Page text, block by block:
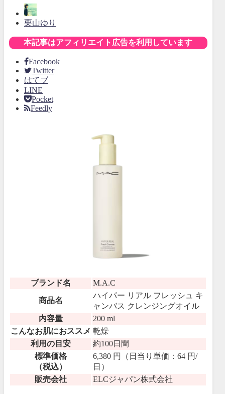
栗山ゆり
本記事はアフィリエイト広告を利用しています
Facebook
Twitter
はてブ
LINE
Pocket
Feedly
ブランド名 M.A.C
商品名
ハイパー リアル フレッシュ キ
ャンバス クレンジングオイル
内容量
200 ml
こんなお肌におススメ 乾燥
利用の目安
約100日間
標準価格
（税込）
6,380 円（日当り単価：64 円/
日）
販売会社
ELCジャパン株式会社